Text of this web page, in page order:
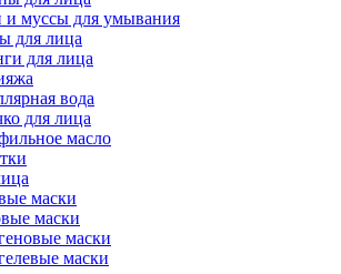
и муссы для умывания
для лица
для лица
вода
для лица
масло
маски
маски
маски
маски